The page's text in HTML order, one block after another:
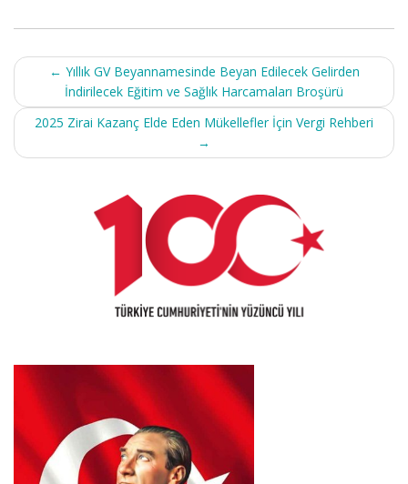
Post
navigation
← Yıllık GV Beyannamesinde Beyan Edilecek Gelirden
İndirilecek Eğitim ve Sağlık Harcamaları Broşürü
2025 Zirai Kazanç Elde Eden Mükellefler İçin Vergi Rehberi
→